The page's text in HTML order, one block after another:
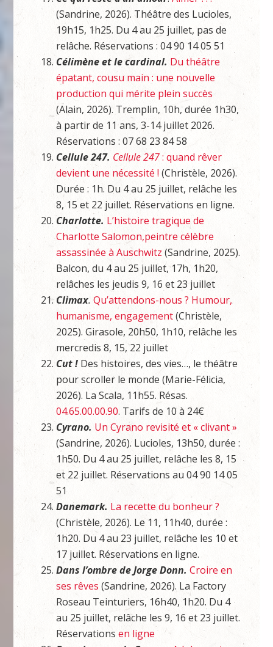
(Sandrine, 2026). Théâtre des Lucioles,
19h15, 1h25. Du 4 au 25 juillet, pas de
relâche. Réservations : 04 90 14 05 51
Célimène et le cardinal.Du théâtre
épatant, cousu main : une nouvelle
production qui mérite plein succès
(Alain, 2026). Tremplin, 10h, durée 1h30,
à partir de 11 ans, 3-14 juillet 2026.
Réservations : 07 68 23 84 58
Cellule 247. Cellule 247: quand rêver
devient une nécessité ! (Christèle, 2026).
Durée : 1h. Du 4 au 25 juillet, relâche les
8, 15 et 22 juillet. Réservations en ligne.
Charlotte. L’histoire tragique de
Charlotte Salomon,peintre célèbre
assassinée à Auschwitz (Sandrine, 2025).
Balcon, du 4 au 25 juillet, 17h, 1h20,
relâches les jeudis 9, 16 et 23 juillet
Climax. Qu’attendons-nous ? Humour,
humanisme, engagement(Christèle,
2025). Girasole, 20h50, 1h10, relâche les
mercredis 8, 15, 22 juillet
Cut ! Des histoires, des vies…, le théâtre
pour scroller le monde (Marie-Félicia,
2026). La Scala, 11h55. Résas.
04.65.00.00.90. Tarifs de 10 à 24€
Cyrano. Un Cyrano revisité et « clivant »
(Sandrine, 2026). Lucioles, 13h50, durée :
1h50. Du 4 au 25 juillet, relâche les 8, 15
et 22 juillet. Réservations au 04 90 14 05
51
Danemark. La recette du bonheur ?
(Christèle, 2026). Le 11, 11h40, durée :
1h20. Du 4 au 23 juillet, relâche les 10 et
17 juillet. Réservations en ligne.
Dans l’ombre de Jorge Donn.Croire en
ses rêves (Sandrine, 2026). La Factory
Roseau Teinturiers, 16h40, 1h20. Du 4
au 25 juillet, relâche les 9, 16 et 23 juillet.
Réservationsen ligne